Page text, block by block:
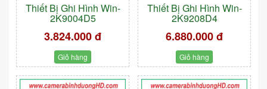
Thiết Bị Ghi Hình Win-
2K9004D5
3.824.000 đ
Giỏ hàng
Thiết Bị Ghi Hình Win-
2K9208D4
6.880.000 đ
Giỏ hàng